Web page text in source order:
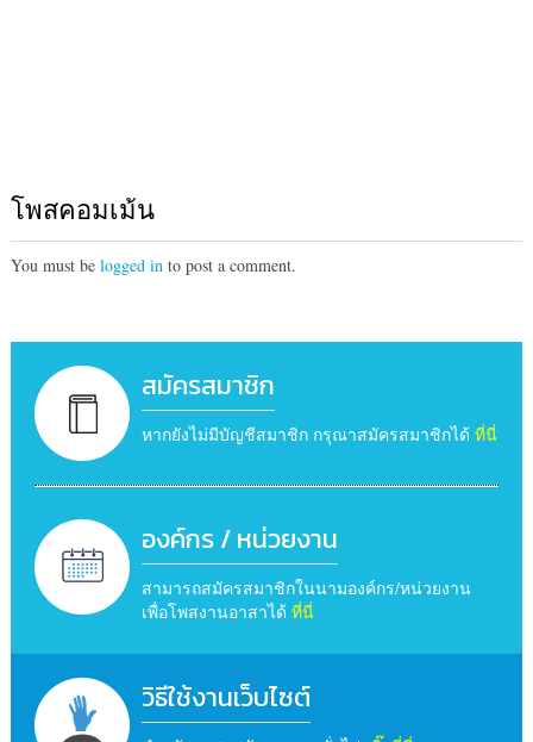
โพสคอมเม้น
You must be logged into post a comment.
สมัครสมาชิก
หากยังไม่มีบัญชีสมาชิก กรุณาสมัครสมาชิกได้ ที่นี่
องค์กร / หน่วยงาน
สามารถสมัครสมาชิกในนามองค์กร/หน่วยงาน
เพื่อโพสงานอาสาได้ ที่นี่
วิธีใช้งานเว็บไซต์